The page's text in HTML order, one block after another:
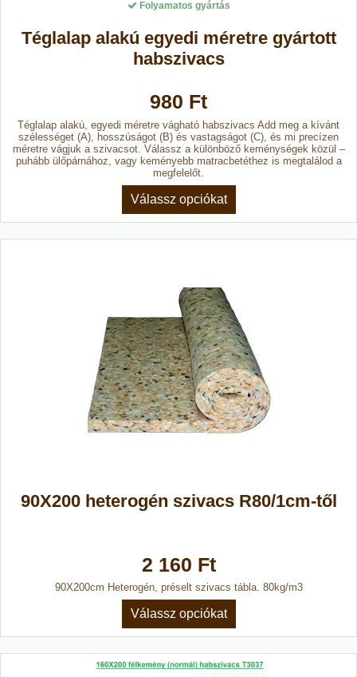
Folyamatos gyártás
Téglalap alakú egyedi méretre gyártott
habszivacs
980 Ft
Téglalap alakú, egyedi méretre vágható habszivacs Add meg a kívánt
szélességet (A), hosszúságot (B) és vastagságot (C), és mi precízen
méretre vágjuk a szivacsot. Válassz a különböző keménységek közül –
puhább ülőpárnához, vagy keményebb matracbetéthez is megtalálod a
megfelelőt.
Válassz opciókat
90X200 heterogén szivacs R80/1cm-től
2 160 Ft
90X200cm Heterogén, préselt szivacs tábla. 80kg/m3
Válassz opciókat